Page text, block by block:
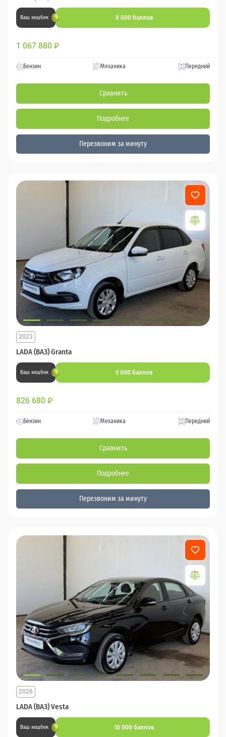
Ваш кешбек 8 000 баллов
1 067 880 ₽
Бензин Механика Передний
Сравнить
Подробнее
Перезвоним за минуту
LADA (ВАЗ) Granta
2023
Ваш кешбек 5 000 баллов
826 680 ₽
Бензин Механика Передний
Сравнить
Подробнее
Перезвоним за минуту
LADA (ВАЗ) Vesta
2026
Ваш кешбек 10 000 баллов